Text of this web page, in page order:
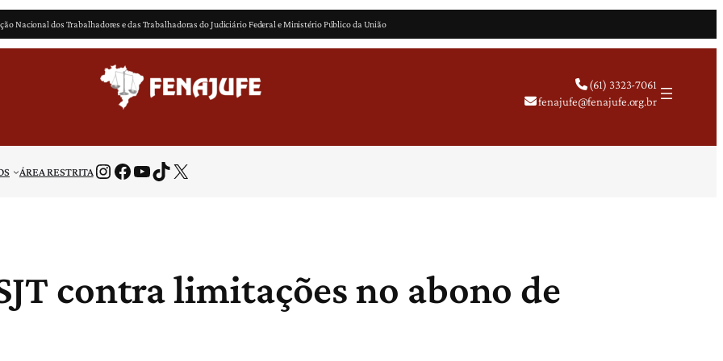
Nacional dos Trabalhadores e das Trabalhadoras do Judiciário Federal e Ministério Público da União
(61) 3323-7061
fenajufe@fenajufe.org.br
ÁREA RESTRITAInstagram Facebook Youtube TikTok X
contra limitações no abono de